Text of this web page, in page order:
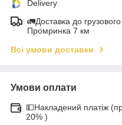
Delivery
🚛Доставка до
Промринка 7 км
Всі умови доставки
Умови оплати
💵Накладений платіж
20% )